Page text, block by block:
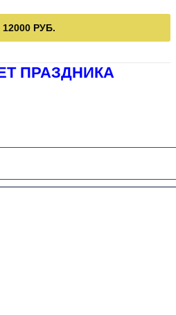
РУБ.
ПРАЗДНИКА